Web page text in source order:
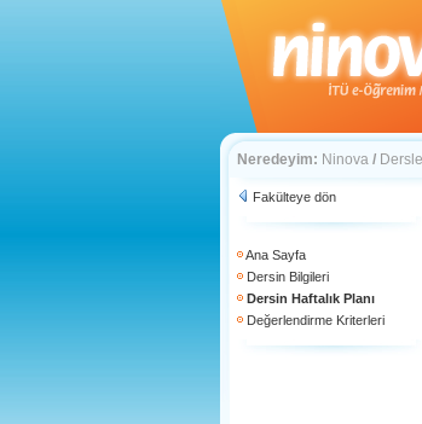
Neredeyim: Ninova /
Fakülteye dön
Ana Sayfa
Dersin Bilgileri
Dersin Haftalık Planı
Değerlendirme Kriterleri